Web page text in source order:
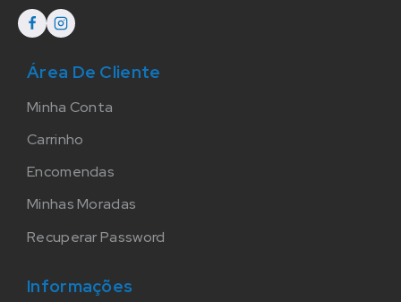
Área De Cliente
Minha Conta
Carrinho
Encomendas
Minhas Moradas
Recuperar Password
Informações